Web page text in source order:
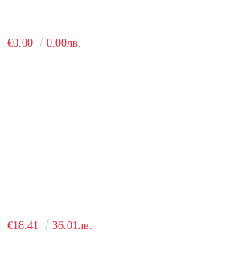
€0.00 0.00лв.
€18.41 36.01лв.